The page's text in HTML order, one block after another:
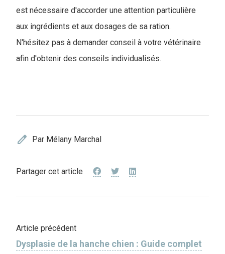
est nécessaire d'accorder une attention particulière
aux ingrédients et aux dosages de sa ration.
N'hésitez pas à demander conseil à votre vétérinaire
afin d'obtenir des conseils individualisés.
edit Par Mélany Marchal
Partager cet article
Article précédent
Dysplasie de la hanche chien : Guide complet